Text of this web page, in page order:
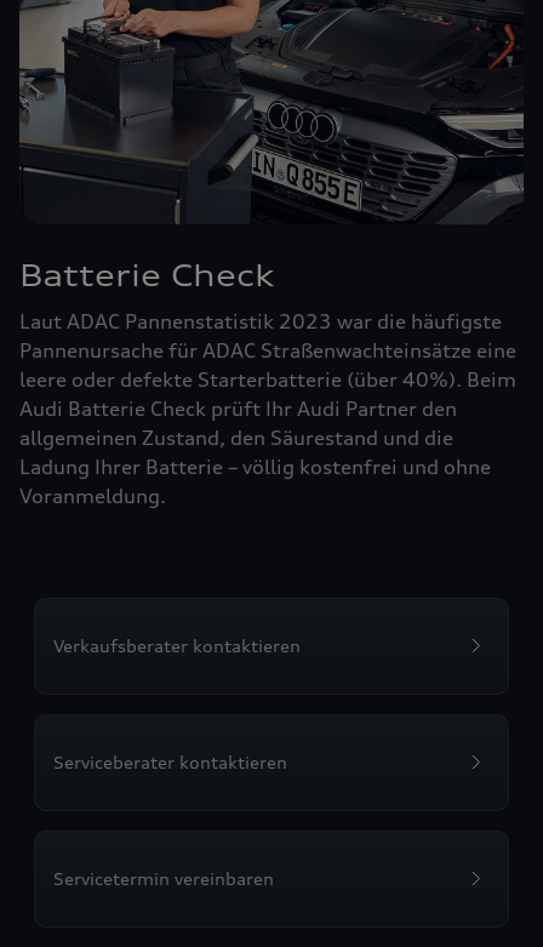
Batterie Check
Laut ADAC Pannenstatistik 2023 war die häufigste
Pannenursache für ADAC Straßenwachteinsätze eine
leere oder defekte Starterbatterie (über 40%). Beim
Audi Batterie Check prüft Ihr Audi Partner den
allgemeinen Zustand, den Säurestand und die
Ladung Ihrer Batterie – völlig kostenfrei und ohne
Voranmeldung.
Verkaufsberater kontaktieren
Serviceberater kontaktieren
Servicetermin vereinbaren